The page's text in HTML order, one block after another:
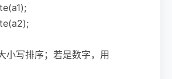
小写排序；若是数字，用